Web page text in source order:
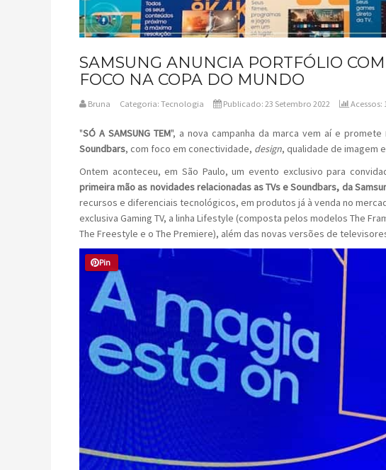
SAMSUNG ANUNCIA PORTFÓLIO
FOCO NA COPA DO MUNDO
Bruna Categoria: Tecnologia Publicado: 23 Setembro 2022 Acessos:
"SÓ A SAMSUNG TEM", a nova campanha da marca vem aí e promete
Soundbars, com foco em conectividade, design, qualidade de imagem
Ontem aconteceu, em São Paulo, um evento exclusivo para
primeira mão as novidades relacionadas as TVs e Soundbars, da
recursos e diferenciais tecnológicos, em produtos já à venda no
exclusiva Gaming TV, a linha Lifestyle (composta pelos modelos The
The Freestyle e o The Premiere), além das novas versões de televisores
Pin